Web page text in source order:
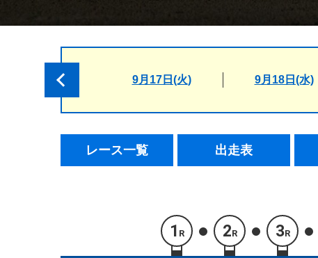
9月17日(火) 9月18日(水)
レース一覧 出走表
1 R 2R 3R